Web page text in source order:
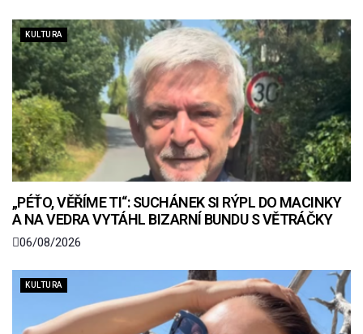
KULTURA
„PÉŤO, VĚŘÍME TI“: SUCHÁNEK SI RÝPL DO MACINKY
A NA VEDRA VYTÁHL BIZARNÍ BUNDU S VĚTRÁČKY
06/08/2026
KULTURA